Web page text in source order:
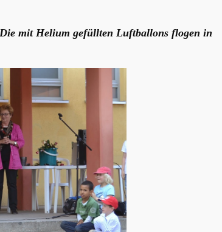
mit Helium gefüllten Luftballons flogen in